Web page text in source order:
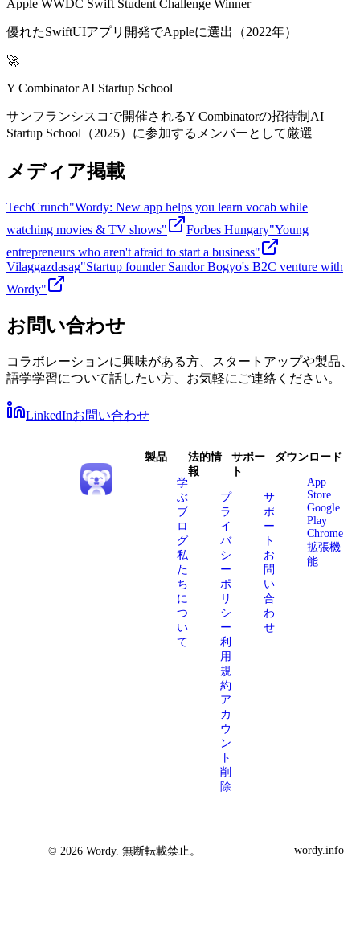
Apple WWDC Swift Student Challenge Winner
優れたSwiftUIアプリ開発でAppleに選出（2022年）
🚀
Y Combinator AI Startup School
サンフランシスコで開催されるY Combinatorの招待制AI
Startup School（2025）に参加するメンバーとして厳選
メディア掲載
TechCrunch"Wordy: New app helps you learn vocab while
watching movies & TV shows"
Forbes Hungary"Young
entrepreneurs who aren't afraid to start a business"
Vilaggazdasag"Startup founder Sandor Bogyo's B2C venture with
Wordy"
お問い合わせ
コラボレーションに興味がある方、スタートアップや製品、
語学学習について話したい方、お気軽にご連絡ください。
LinkedInお問い合わせ
製品
学
ぶ
ブ
ロ
グ
私
た
ち
に
つ
い
て
法的情
報
プ
ラ
イ
バ
シ
ー
ポ
リ
シ
ー
利
用
規
約
ア
カ
ウ
ン
ト
削
除
サポー
ト
サ
ポ
ー
ト
お
問
い
合
わ
せ
ダウンロード
App
Store
Google
Play
Chrome
拡張機
能
© 2026 Wordy. 無断転載禁止。 wordy.info